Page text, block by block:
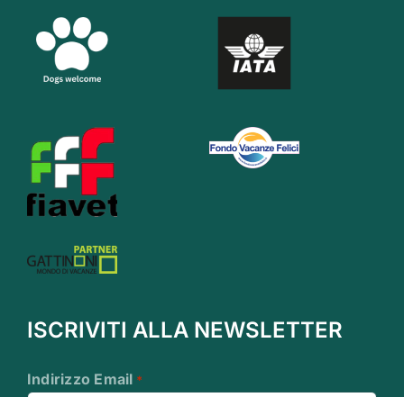
ISCRIVITI ALLA NEWSLETTER
Indirizzo Email *